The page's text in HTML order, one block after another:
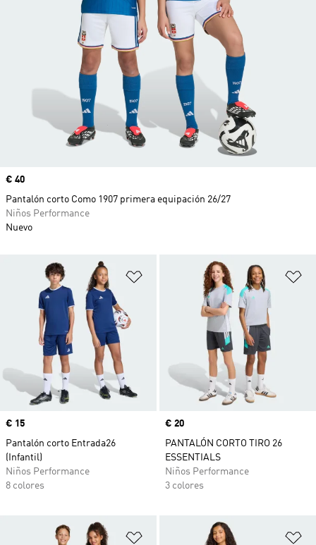
Añadir a la lista de deseos
Precio
€ 15
Pantalón corto Entrada26
(Infantil)
Niños Performance
8 colores
Precio
€ 20
PANTALÓN CORTO TIRO 26
ESSENTIALS
Niños Performance
3 colores
Añadir a la lista de deseos
Precio
€ 40
Pantalón corto Como 1907 primera equipación 26/27
Niños Performance
Nuevo